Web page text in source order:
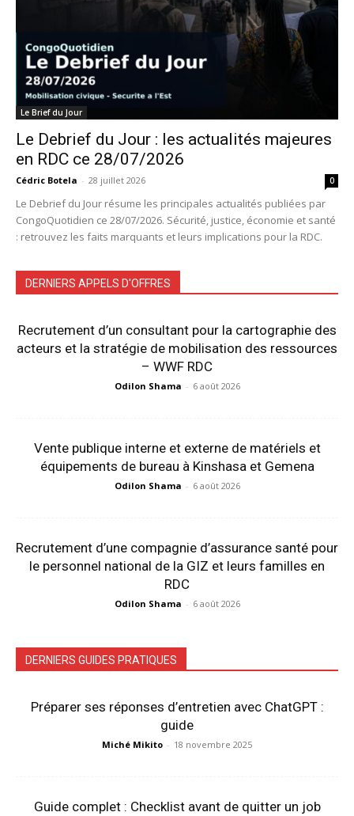
Le Brief du Jour
Le Debrief du Jour : les actualités majeures
en RDC ce 28/07/2026
Cédric Botela - 28 juillet 2026 0
Le Debrief du Jour résume les principales actualités publiées par
CongoQuotidien ce 28/07/2026. Sécurité, justice, économie et santé
: retrouvez les faits marquants et leurs implications pour la RDC.
DERNIERS APPELS D'OFFRES
Recrutement d’un consultant pour la cartographie des
acteurs et la stratégie de mobilisation des ressources
– WWF RDC
Odilon Shama - 6 août 2026
Vente publique interne et externe de matériels et
équipements de bureau à Kinshasa et Gemena
Odilon Shama - 6 août 2026
Recrutement d’une compagnie d’assurance santé pour
le personnel national de la GIZ et leurs familles en
RDC
Odilon Shama - 6 août 2026
DERNIERS GUIDES PRATIQUES
Préparer ses réponses d’entretien avec ChatGPT :
guide
Miché Mikito - 18 novembre 2025
Guide complet : Checklist avant de quitter un job